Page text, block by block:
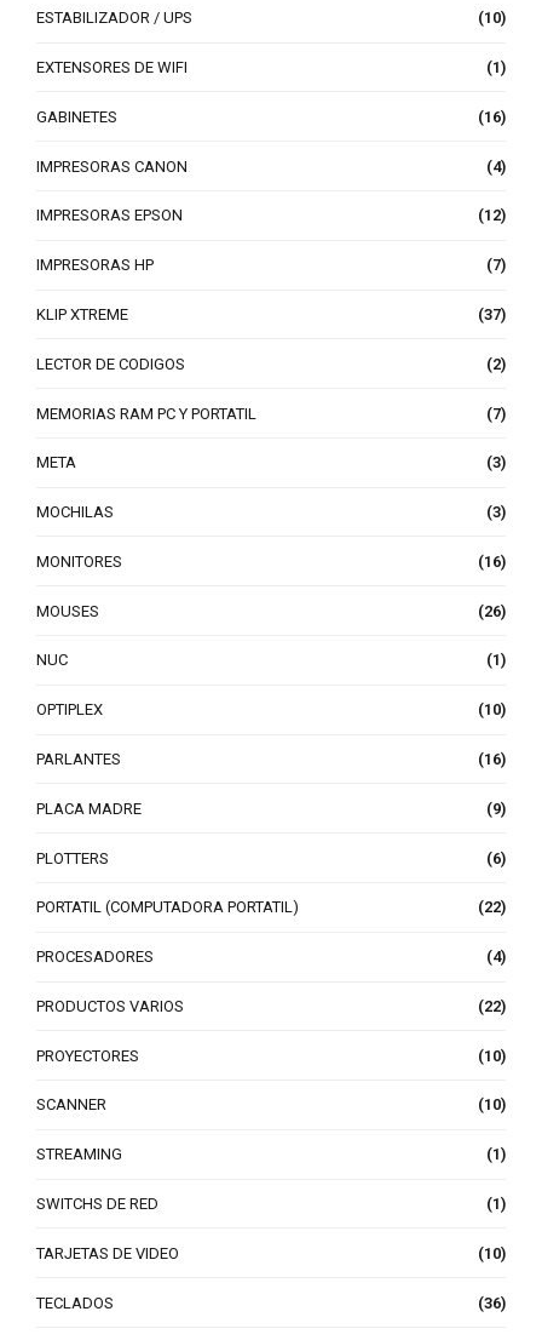
ESTABILIZADOR / UPS (10)
EXTENSORES DE WIFI (1)
GABINETES (16)
IMPRESORAS CANON (4)
IMPRESORAS EPSON (12)
IMPRESORAS HP (7)
KLIP XTREME (37)
LECTOR DE CODIGOS (2)
MEMORIAS RAM PC Y PORTATIL (7)
META (3)
MOCHILAS (3)
MONITORES (16)
MOUSES (26)
NUC (1)
OPTIPLEX (10)
PARLANTES (16)
PLACA MADRE (9)
PLOTTERS (6)
PORTATIL (COMPUTADORA PORTATIL) (22)
PROCESADORES (4)
PRODUCTOS VARIOS (22)
PROYECTORES (10)
SCANNER (10)
STREAMING (1)
SWITCHS DE RED (1)
TARJETAS DE VIDEO (10)
TECLADOS (36)